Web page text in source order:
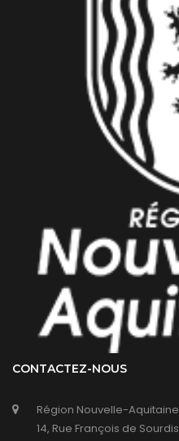
CONTACTEZ-NOUS
Région Nouvelle-Aquitaine
14, Rue François de Sourdis